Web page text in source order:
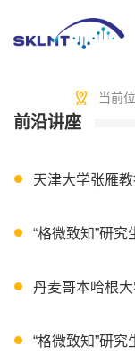
当前
前沿讲座
天津大学张雁教授
“格微致知”研
丹麦哥本哈根大学彭
“格微致知”研